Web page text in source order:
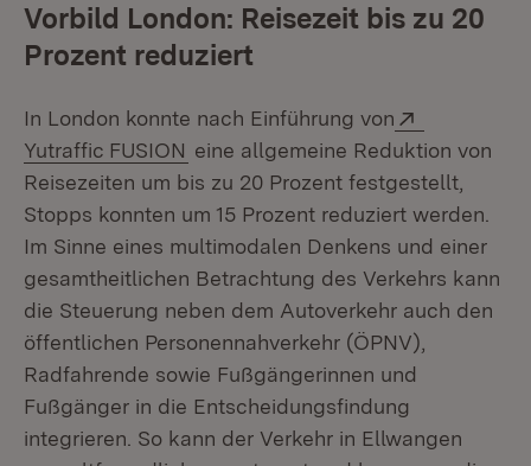
Vorbild London: Reisezeit bis zu 20
Prozent reduziert
In London konnte nach Einführung von
Yutraffic FUSION (Öffnet in neuem Fenster)
eine allgemeine Reduktion von
Reisezeiten um bis zu 20 Prozent festgestellt,
Stopps konnten um 15 Prozent reduziert werden.
Im Sinne eines multimodalen Denkens und einer
gesamtheitlichen Betrachtung des Verkehrs kann
die Steuerung neben dem Autoverkehr auch den
öffentlichen Personennahverkehr (ÖPNV),
Radfahrende sowie Fußgängerinnen und
Fußgänger in die Entscheidungsfindung
integrieren. So kann der Verkehr in Ellwangen